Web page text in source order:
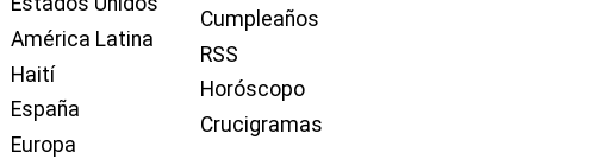
América Latina
Haití
España
Europa
Cumpleaños
RSS
Horóscopo
Crucigramas